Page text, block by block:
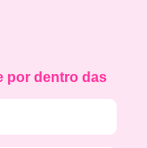
por dentro das